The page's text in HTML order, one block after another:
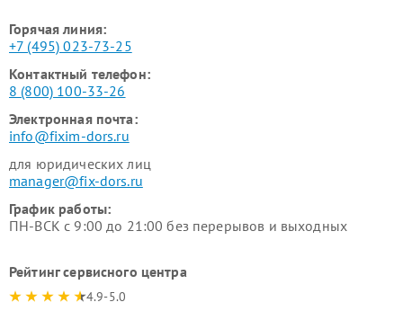
Горячая линия:
+7 (495) 023-73-25
Контактный телефон:
8 (800) 100-33-26
Электронная почта:
info@fixim-dors.ru
для юридических лиц
manager@fix-dors.ru
График работы:
ПН-ВСК с 9:00 до 21:00 без перерывов и выходных
Рейтинг сервисного центра
4.9-5.0